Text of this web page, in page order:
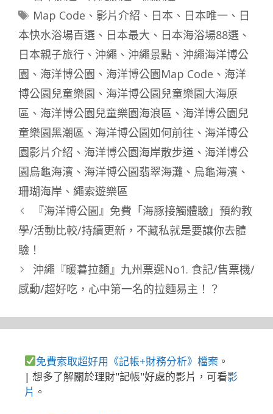
類
標
籤
Map Code 、 影片介紹 、 日本 、 日本唯一、 日
本快水浴場百選 、 日本最大 、 日本海浴場88選 、
日本親子旅行 、 沖繩 、 沖繩景點 、 沖繩海洋博公
園 、 海洋博公園 、 海洋博公園Map Code 、 海洋
博公園兒童樂園 、 海洋博公園兒童樂園大海原
區 、 海洋博公園兒童樂園海浪區 、 海洋博公園兒
童樂園黑潮區 、 海洋博公園如何前往 、 海洋博公
園影片介紹 、 海洋博公園海岸散步道 、 海洋博公
園烏龜海濱 、 海洋博公園翡翠海灘 、 烏龜海濱 、
珊瑚海岸 、 繩索遊樂區
『海洋博公園』免費「海豚接觸體驗」預約教
學/活動比較/持續更新，不藏私就是要讓你去體
驗！
沖繩『暖暮拉麵』九州票選No1. 食記/售票機/
感動/超好吃，心中第一名的拉麵易主！？
免費索取超好用《記帳+財務分析》檔案 。
| 想多了解關於理財"記帳"好處的影片，可看影
片 。